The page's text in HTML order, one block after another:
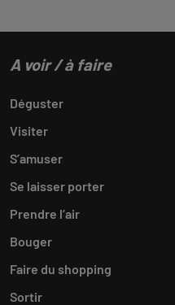
A voir / à faire
Déguster
Visiter
S’amuser
Se laisser porter
Prendre l’air
Bouger
Faire du shopping
Sortir